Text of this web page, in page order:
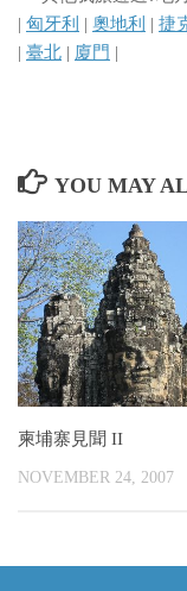
| 匈牙利 | 奧地利 | 捷
| 臺北 | 廈門 |
YOU MAY
柬埔寨見聞 II
NOVEMBER 24, 2007